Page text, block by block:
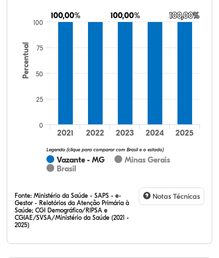
Percentual
100,00%
100,00% 100,00%
100,00% 100,00%
100,00%
Vazante - MG
Minas Gerais
Brasil
Legenda (clique para comparar com Brasil e o estado)
2021 2022 2023 2024 2025
0
25
50
75
100
Fonte: Ministério da Saúde - SAPS - e-
Gestor - Relatórios da Atenção Primária à
Saúde; CGI Demográfico/RIPSA e
CGIAE/SVSA/Ministério da Saúde (2021 -
2025)
Notas Técnicas